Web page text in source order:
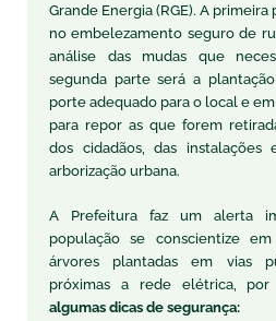
Grande Energia (RGE). A
no embelezamento seguro de
análise das mudas que
segunda parte será a
porte adequado para o local e
para repor as que forem
dos cidadãos, das
arborização urbana.
A Prefeitura faz um alerta
população se conscientize
árvores plantadas em vias
próximas a rede elétrica,
algumas dicas de segurança: